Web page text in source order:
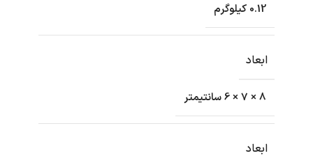
0.12 کیلوگرم
ابعاد
8 × 7 × 6 سانتیمتر
ابعاد